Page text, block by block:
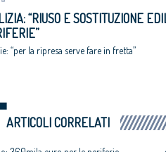
“RIUSO E SOSTITUZIONE
“per la ripresa serve fare in fretta”
ARTICOLI CORRELATI